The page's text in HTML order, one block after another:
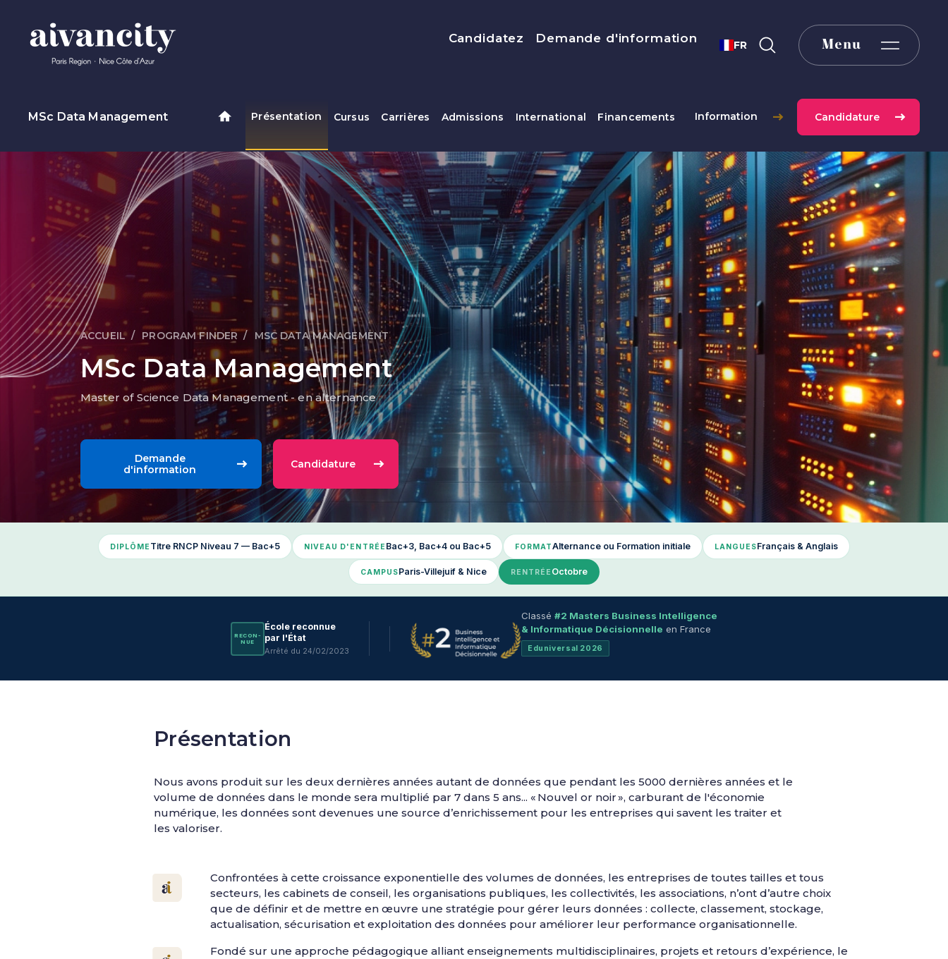
Menu top
Candidatez Demande d'information FR Menu
MSc Data Management Présentation Cursus Carrières Admissions International Financements Information Candidature
Fil d'Ariane
ACCUEIL PROGRAM FINDER MSC DATA MANAGEMENT
MSc Data Management
Master of Science Data Management - en alternance
Demande
d'information
Candidature
DIPLÔME Titre RNCP Niveau 7 — Bac+5 NIVEAU D'ENTRÉE Bac+3, Bac+4 ou Bac+5 FORMATAlternance ou Formation initiale LANGUESFrançais & Anglais
CAMPUSParis-Villejuif & Nice RENTRÉE Octobre
RE­CON­
NUE
École reconnue
par l'État
Arrêté du 24/02/2023
Classé #2 Masters Business Intelligence
& Informatique Décisionnelle en France
Eduniversal 2026
Présentation
Nous avons produit sur les deux dernières années autant de données que pendant les 5000 dernières années et le
volume de données dans le monde sera multiplié par 7 dans 5 ans... « Nouvel or noir », carburant de l'économie
numérique, les données sont devenues une source d’enrichissement pour les entreprises qui savent les traiter et
les valoriser.
Confrontées à cette croissance exponentielle des volumes de données, les entreprises de toutes tailles et tous
secteurs, les cabinets de conseil, les organisations publiques, les collectivités, les associations, n’ont d’autre choix
que de définir et de mettre en œuvre une stratégie pour gérer leurs données : collecte, classement, stockage,
actualisation, sécurisation et exploitation des données pour améliorer leur performance organisationnelle.
Fondé sur une approche pédagogique alliant enseignements multidisciplinaires, projets et retours d’expérience, le